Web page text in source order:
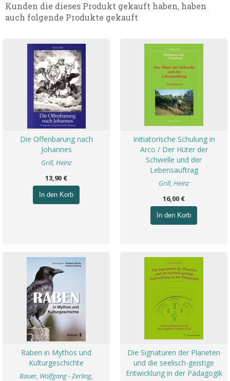
Kunden die dieses Produkt gekauft haben, haben
auch folgende Produkte gekauft
Die Offenbarung nach
Johannes
Grill, Heinz
13,90 €
In den Korb
Initiatorische Schulung in
Arco / Der Hüter der
Schwelle und der
Lebensauftrag
Grill, Heinz
16,00 €
In den Korb
Raben in Mythos und
Kulturgeschichte
Bauer, Wolfgang - Zerling,
Die Signaturen der Planeten
und die seelisch-geistige
Entwicklung in der Pädagogik